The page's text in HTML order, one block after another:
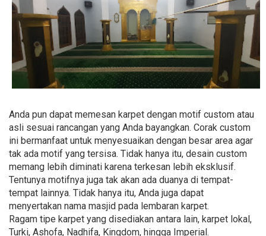
Anda pun dapat memesan karpet dengan motif custom atau
asli sesuai rancangan yang Anda bayangkan. Corak custom
ini bermanfaat untuk menyesuaikan dengan besar area agar
tak ada motif yang tersisa. Tidak hanya itu, desain custom
memang lebih diminati karena terkesan lebih eksklusif.
Tentunya motifnya juga tak akan ada duanya di tempat-
tempat lainnya. Tidak hanya itu, Anda juga dapat
menyertakan nama masjid pada lembaran karpet.
Ragam tipe karpet yang disediakan antara lain, karpet lokal,
Turki, Ashofa, Nadhifa, Kingdom, hingga Imperial.